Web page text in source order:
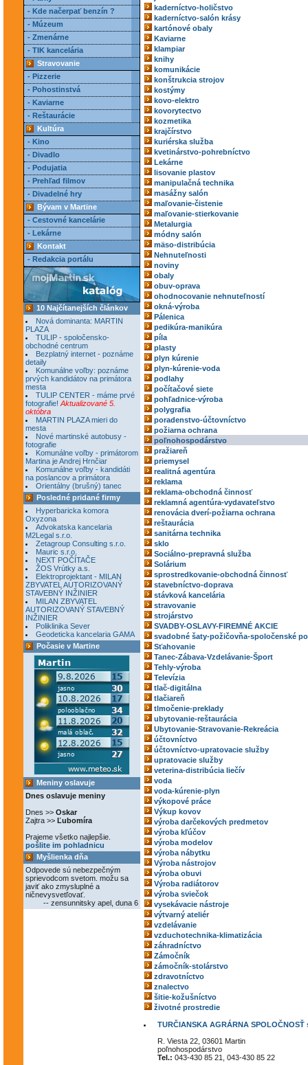
- Kde načerpať benzín ?
- Múzeum
- Zmenárne
- TIK kancelária
Stravovanie
- Pizzerie
- Pohostinstvá
- Kaviarne
- Reštaurácie
Kultúra
- Kino
- Divadlo
- Podujatia
- Prehľad filmov
- Divadelné hry
Bývam v Martine
- Cestovné kancelárie
- Lekárne
Kontakt
- Redakcia portálu
10 Najčítanejších článkov
Nová dominanta: MARTIN
PLAZA
TULIP - spoločensko-
obchodné centrum
Bezplatný internet - poznáme
detaily
Komunálne voľby: poznáme
prvých kandidátov na primátora
mesta
TULIP CENTER - máme prvé
fotografie! Aktualizované 5.
októbra
MARTIN PLAZA mieri do
mesta
Nové martinské autobusy -
fotografie
Komunálne voľby - primátorom
Martina je Andrej Hrnčiar
Komunálne voľby - kandidáti
na poslancov a primátora
Orientálny (brušný) tanec
Posledné pridané firmy
Hyperbaricka komora
Oxyzona
Advokatska kancelaria
M2Legal s.r.o.
Zetagroup Consulting s.r.o.
Mauric s.r.o.
NEXT POČÍTAČE
ŽOS Vrútky a.s.
Elektroprojektant - MILAN
ZBYVATEL AUTORIZOVANÝ
STAVEBNÝ INŽINIER
MILAN ZBYVATEL
AUTORIZOVANÝ STAVEBNÝ
INŽINIER
Poliklinika Sever
Geodeticka kancelaria GAMA
Počasie v Martine
Meniny oslavuje
Dnes oslavuje meniny
Dnes >> Oskar
Zajtra >> Ľubomíra
Prajeme všetko najlepšie.
pošlite im pohladnicu
Myšlienka dňa
Odpovede sú nebezpečným
sprievodcom svetom. možu sa
javiť ako zmysluplné a
ničnevysvetľovať.
-- zensunnitsky apel, duna 6
kaderníctvo-holičstvo
kaderníctvo-salón krásy
kartónové obaly
Kaviarne
klampiar
knihy
komunikácie
konštrukcia strojov
kostýmy
kovo-elektro
kovorytectvo
kozmetika
krajčírstvo
kuriérska služba
kvetinárstvo-pohrebníctvo
Lekárne
lisovanie plastov
manipulačná technika
masážny salón
maľovanie-čistenie
maľovanie-stierkovanie
Metalurgia
módny salón
mäso-distribúcia
Nehnuteľnosti
noviny
obaly
obuv-oprava
ohodnocovanie nehnuteľností
okná-výroba
Pálenica
pedikúra-manikúra
píla
plasty
plyn kúrenie
plyn-kúrenie-voda
podlahy
počítačové siete
pohľadnice-výroba
polygrafia
poradenstvo-účtovníctvo
požiarna ochrana
poľnohospodárstvo
pražiareň
priemysel
realitná agentúra
reklama
reklama-obchodná činnosť
reklamná agentúra-vydavateľstvo
renovácia dverí-požiarna ochrana
reštaurácia
sanitárna technika
sklo
Sociálno-prepravná služba
Solárium
sprostredkovanie-obchodná činnosť
stavebníctvo-doprava
stávková kancelária
stravovanie
strojárstvo
SVADBY-OSLAVY-FIREMNÉ AKCIE
svadobné šaty-požičovňa-spoločenské
Sťahovanie
Tanec-Zábava-Vzdelávanie-Šport
Tehly-výroba
Televízia
tlač-digitálna
tlačiareň
tlmočenie-preklady
ubytovanie-reštaurácia
Ubytovanie-Stravovanie-Rekreácia
účtovníctvo
účtovníctvo-upratovacie služby
upratovacie služby
veterina-distribúcia liečív
voda
voda-kúrenie-plyn
výkopové práce
Výkup kovov
výroba darčekových predmetov
výroba kľúčov
výroba modelov
výroba nábytku
Výroba nástrojov
výroba obuvi
Výroba radiátorov
výroba sviečok
vysekávacie nástroje
výtvarný ateliér
vzdelávanie
vzduchotechnika-klimatizácia
záhradníctvo
Zámočník
zámočník-stolárstvo
zdravotníctvo
znalectvo
šitie-kožušníctvo
životné prostredie
TURČIANSKA AGRÁRNA SPOLOČNOSŤ
R. Viesta 22, 03601 Martin
poľnohospodárstvo
Tel.: 043-430 85 21, 043-430 85 22